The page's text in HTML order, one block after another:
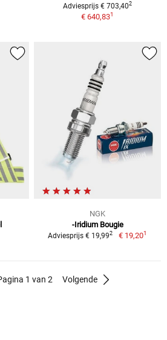
Adviesprijs € 703,402
€ 640,831
NGK
-Iridium Bougie
Adviesprijs € 19,992 € 19,201
1 van 2 Volgende